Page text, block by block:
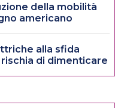
della mobilità
americano
alla sfida
rischia di dimenticare